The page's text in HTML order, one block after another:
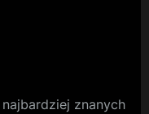
znanych